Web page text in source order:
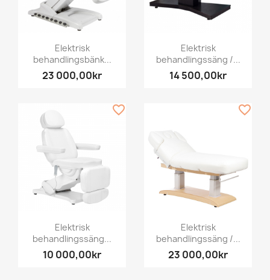
Elektrisk
behandlingsbänk...
23 000,00kr
Elektrisk
behandlingssäng /...
14 500,00kr
Elektrisk
behandlingssäng...
10 000,00kr
favorite_border
Elektrisk
behandlingssäng /...
23 000,00kr
favorite_border